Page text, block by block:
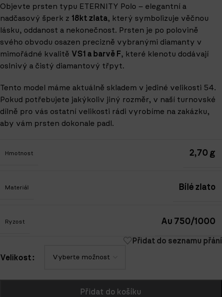
Objevte prsten typu ETERNITY Polo – elegantní a
nadčasový šperk z 18kt zlata, který symbolizuje věčnou
lásku, oddanost a nekonečnost. Prsten je po polovině
svého obvodu osazen precizně vybranými diamanty v
mimořádné kvalitě VS1 a barvě F, které klenotu dodávají
oslnivý a čistý diamantový třpyt.
Tento model máme aktuálně skladem v jediné velikosti 54.
Pokud potřebujete jakýkoliv jiný rozměr, v naší turnovské
dílně pro vás ostatní velikosti rádi vyrobíme na zakázku,
aby vám prsten dokonale padl.
Hmotnost 2,70 g
Materiál Bílé zlato
Ryzost Au 750/1000
Přidat do seznamu přání
Velikost
Přidat do košíku